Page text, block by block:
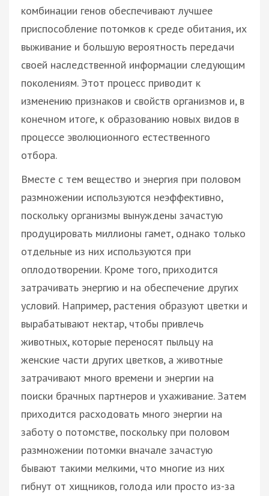
комбинации генов обеспечивают лучшее
приспособление потомков к среде обитания, их
выживание и большую вероятность передачи
своей наследственной информации следующим
поколениям. Этот процесс приводит к
изменению признаков и свойств организмов и, в
конечном итоге, к образованию новых видов в
процессе эволюционного естественного
отбора.
Вместе с тем вещество и энергия при половом
размножении используются неэффективно,
поскольку организмы вынуждены зачастую
продуцировать миллионы гамет, однако только
отдельные из них используются при
оплодотворении. Кроме того, приходится
затрачивать энергию и на обеспечение других
условий. Например, растения образуют цветки и
вырабатывают нектар, чтобы привлечь
животных, которые переносят пыльцу на
женские части других цветков, а животные
затрачивают много времени и энергии на
поиски брачных партнеров и ухаживание. Затем
приходится расходовать много энергии на
заботу о потомстве, поскольку при половом
размножении потомки вначале зачастую
бывают такими мелкими, что многие из них
гибнут от хищников, голода или просто из-за